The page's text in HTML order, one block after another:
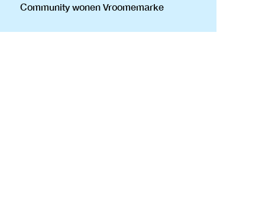
Community wonen Vroomemarke